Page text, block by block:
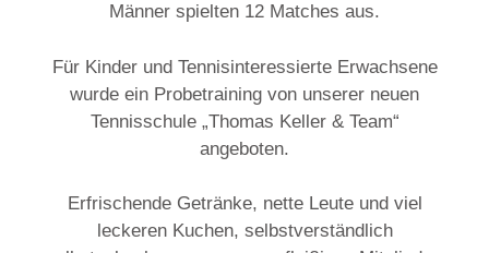
Männer spielten 12 Matches aus.
Für Kinder und Tennisinteressierte Erwachsene
wurde ein Probetraining von unserer neuen
Tennisschule „Thomas Keller & Team“
angeboten.
Erfrischende Getränke, nette Leute und viel
leckeren Kuchen, selbstverständlich